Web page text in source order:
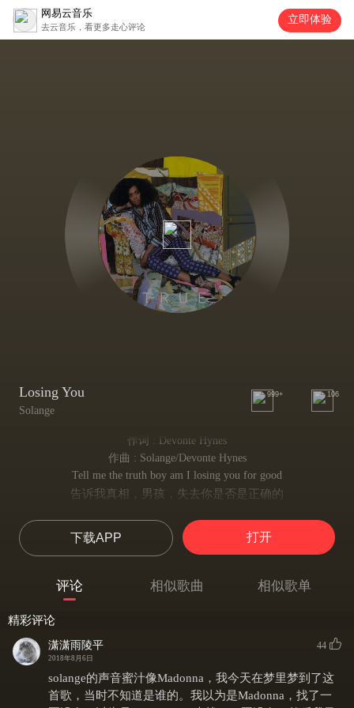
网易云音乐
去云音乐，看更多走心评论
立即体验
Losing You
Solange
999+ 106
作词 : Devonte Hynes
作曲 : Solange/Devonte Hynes
Tell me the truth boy am I losing you for good
告诉我真相，男孩，失去你是否是正确的
我们以前每个晚上都要亲吻，现在却早已没了火花
I don't know why I fight it, clearly we are through
我不知道我为何抗拒，但是很明显我们之间已经了结
告诉我真相，男孩，失去你是否是正确的
Just treat me good and baby I'll give you the rest of me
只需要好好待我，宝贝，我会给你我的一切
I'm not the one that you should be making your enemy
我不是那个你应该心起防备的人
下载APP 打开
评论 相似歌曲 相似歌单
精彩评论
潇潇雨陵平
2018年8月6日
44
solange的声音蜜汁像Madonna，我今天在梦里梦到了这
首歌，当时不知道是谁的。我以为是Madonna，找了一